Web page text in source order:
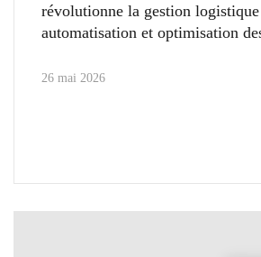
révolutionne la gestion
automatisation et optimisation
26 mai 2026